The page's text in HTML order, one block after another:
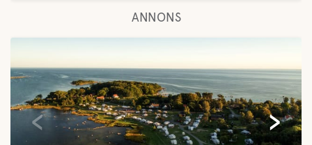
ANNONS
›
‹